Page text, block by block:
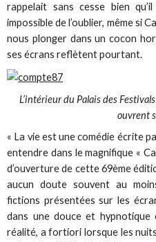
rappelait sans cesse bien
impossible de l’oublier, même si
nous plonger dans un cocon
ses écrans reflètent pourtant.
L’intérieur du Palais des
ouvrent
« La vie est une comédie écrite
entendre dans le magnifique «
d’ouverture de cette 69ème
aucun doute souvent au
fictions présentées sur les
dans une douce et
réalité, a fortiori lorsque les